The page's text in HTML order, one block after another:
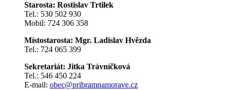
Starosta: Rostislav Trtilek
Tel.: 530 502 930
Mobil: 724 306 358
Místostarosta: Mgr. Ladislav Hvězda
Tel.: 724 065 399
Sekretariát: Jitka Trávníčková
Tel.: 546 450 224
E-mail: obec@pribramnamorave.cz